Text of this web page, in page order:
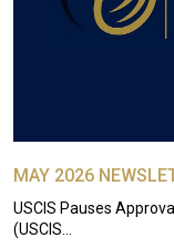
MAY 2026
USCIS Pauses
(USCIS…